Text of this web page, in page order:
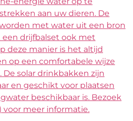
aan uw dieren. De
met water uit een bron
drijfbalset ook met
deze manier is het altijd
op een comfortabele wijze
De solar drinkbakken zijn
en geschikt voor plaatsen
beschikbaar is. Bezoek
voor meer informatie.